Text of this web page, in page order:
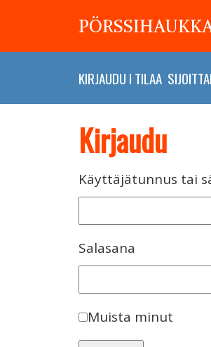
KIRJAUDU I TILAA
Kirjaudu
Käyttäjätunnus tai
Salasana
Muista minut